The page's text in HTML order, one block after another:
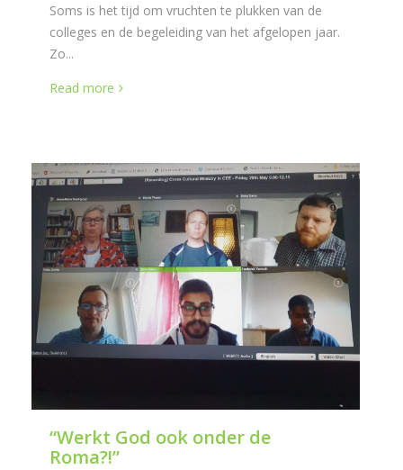
Soms is het tijd om vruchten te plukken van de
colleges en de begeleiding van het afgelopen jaar.
Zo...
Read more
“Werkt God ook onder de
Roma?!”